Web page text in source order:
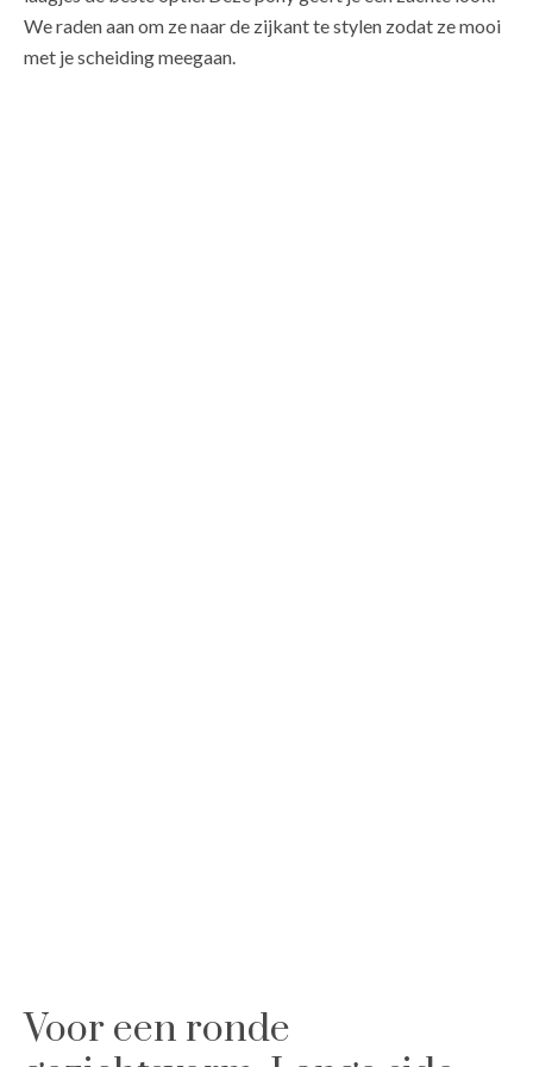
We raden aan om ze naar de zijkant te stylen zodat ze mooi
met je scheiding meegaan.
Voor een ronde